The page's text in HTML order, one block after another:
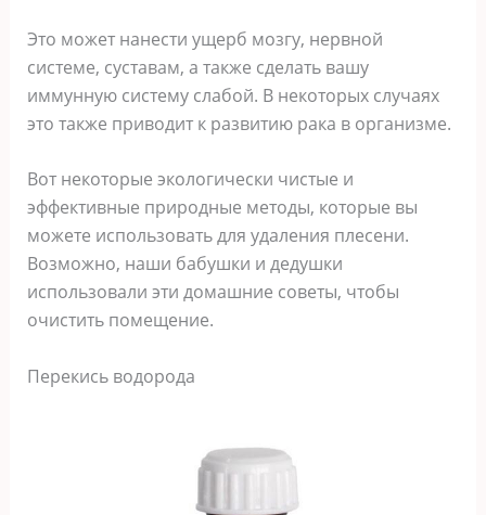
Это может нанести ущерб мозгу, нервной
системе, суставам, а также сделать вашу
иммунную систему слабой. В некоторых случаях
это также приводит к развитию рака в организме.
Вот некоторые экологически чистые и
эффективные природные методы, которые вы
можете использовать для удаления плесени.
Возможно, наши бабушки и дедушки
использовали эти домашние советы, чтобы
очистить помещение.
Перекись водорода